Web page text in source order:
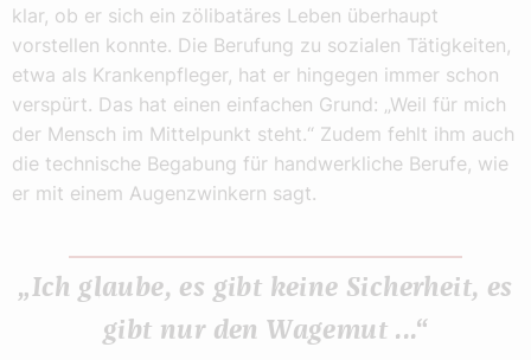
klar, ob er sich ein zölibatäres Leben überhaupt
vorstellen konnte. Die Berufung zu sozialen Tätigkeiten,
etwa als Krankenpfleger, hat er hingegen immer schon
verspürt. Das hat einen einfachen Grund: „Weil für mich
der Mensch im Mittelpunkt steht.“ Zudem fehlt ihm auch
die technische Begabung für handwerkliche Berufe, wie
er mit einem Augenzwinkern sagt.
„Ich glaube, es gibt keine Sicherheit, es
gibt nur den Wagemut ...“